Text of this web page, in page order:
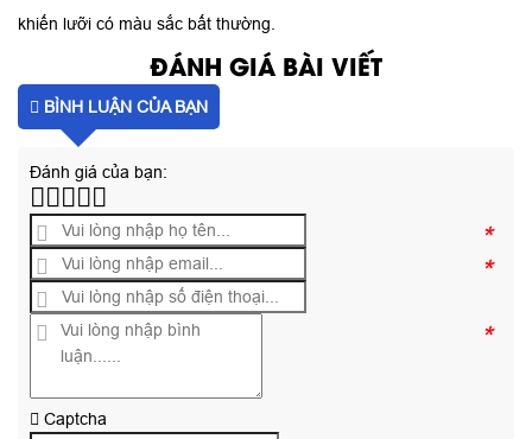
khiến lưỡi có màu sắc bất thường.
ĐÁNH GIÁ BÀI VIẾT
BÌNH LUẬN CỦA BẠN
Đánh giá của bạn:
*
*
*
Captcha